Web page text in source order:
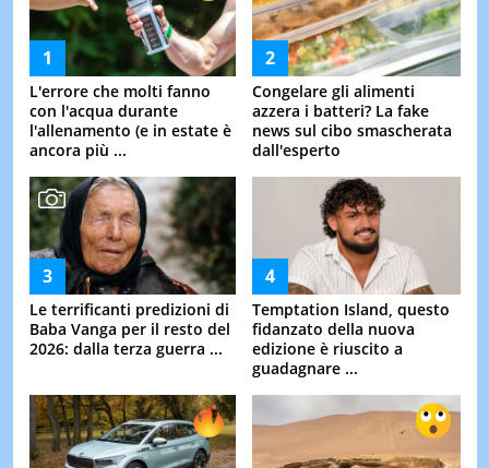
L'errore che molti fanno
con l'acqua durante
l'allenamento (e in estate è
ancora più ...
Congelare gli alimenti
azzera i batteri? La fake
news sul cibo smascherata
dall'esperto
Le terrificanti predizioni di
Baba Vanga per il resto del
2026: dalla terza guerra ...
Temptation Island, questo
fidanzato della nuova
edizione è riuscito a
guadagnare ...